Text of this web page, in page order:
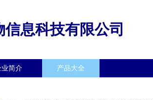
息科技有限公司
业简介 产品大全